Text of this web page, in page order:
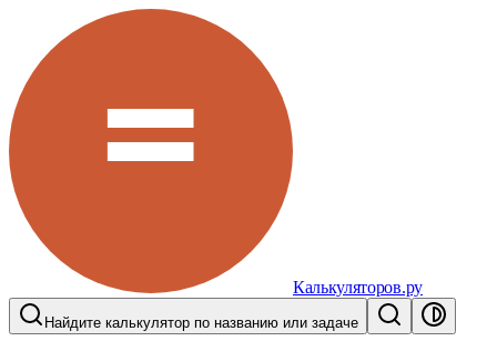
Калькуляторов.ру
Найдите калькулятор по названию или задаче